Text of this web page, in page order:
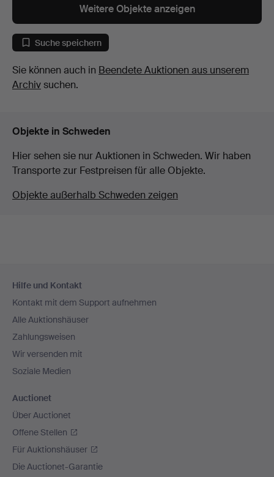
Weitere Objekte anzeigen
Suche speichern
Sie können auch in Beendete Auktionen aus unserem
Archivsuchen.
Objekte in Schweden
Hier sehen sie nur Auktionen in Schweden. Wir haben
Transporte zur Festpreisen für alle Objekte.
Objekte außerhalb Schweden zeigen
Navigation
Hilfe und Kontakt
Kontakt mit dem Support aufnehmen
Alle Auktionshäuser
Zahlungsweisen
Wir versenden mit
Soziale Medien
Auctionet
Über Auctionet
Offene Stellen
Für Auktionshäuser
Die Auctionet-Garantie